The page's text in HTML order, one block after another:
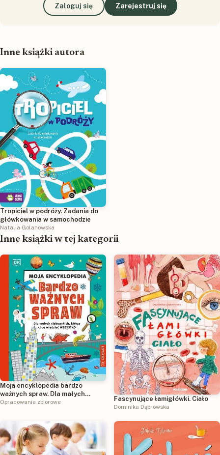
Zaloguj się Zarejestruj się
Inne książki autora
Tropiciel w podróży. Zadania do
główkowania w samochodzie
Natalia Golanowska
Inne książki w tej kategorii
Moja encyklopedia bardzo
ważnych spraw. Dla małych
ciekawskich, którzy chcą
Opracowanie zbiorowe Fascynujące łamigłówki. Ciało
Dominika Dąbrowska